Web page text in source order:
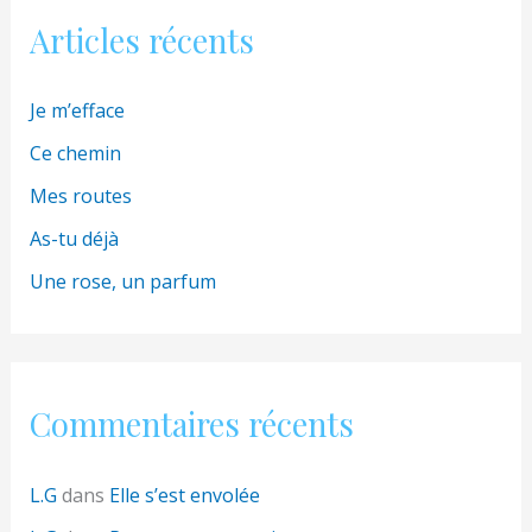
Articles récents
Je m’efface
Ce chemin
Mes routes
As-tu déjà
Une rose, un parfum
Commentaires récents
L.G dans Elle s’est envolée